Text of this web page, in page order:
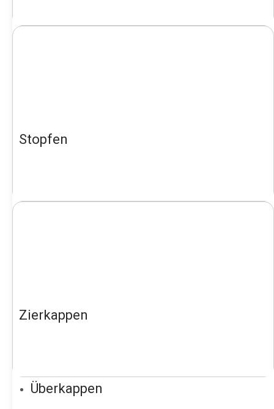
Stopfen
Zierkappen
Überkappen